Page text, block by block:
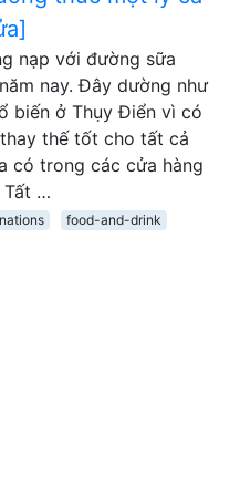
nạp với đường sữa
nay. Đây dường như
biến ở Thụy Điển vì có
thế tốt cho tất cả
có trong các cửa hàng
Tất …
food-and-drink